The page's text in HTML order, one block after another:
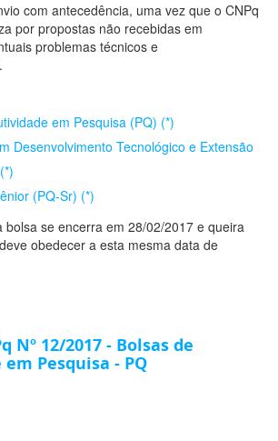
com antecedência, uma vez que o CNPq
por propostas não recebidas em
problemas técnicos e
em Pesquisa (PQ) (*)
Desenvolvimento Tecnológico e Extensão
(PQ-Sr) (*)
bolsa se encerra em 28/02/2017 e queira
obedecer a esta mesma data de
Nº 12/2017 - Bolsas de
Pesquisa - PQ